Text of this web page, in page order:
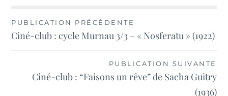
Navigation
de
PUBLICATION PRÉCÉDENTE
Ciné-club : cycle Murnau 3/3 – « Nosferatu » (1922)
PUBLICATION SUIVANTE
Ciné-club : “Faisons un rêve” de Sacha Guitry
(1936)